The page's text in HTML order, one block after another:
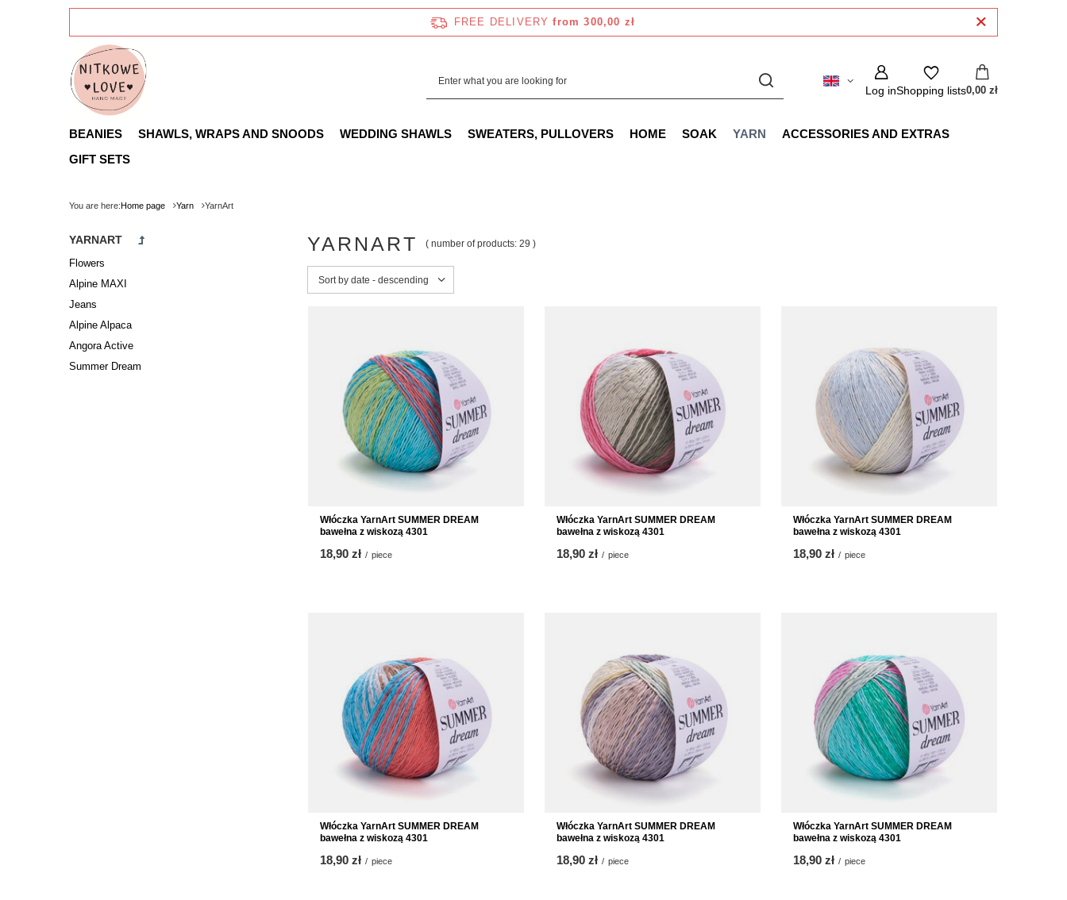
FREE DELIVERY from 300,00 zł
Log inShopping lists0,00 zł
BEANIES SHAWLS, WRAPS AND SNOODS WEDDING SHAWLS SWEATERS, PULLOVERS HOME SOAK YARN
ACCESSORIES AND EXTRAS
GIFT SETS
You are here:Home page Yarn YarnArt
YARNART
Flowers
Alpine MAXI
Jeans
Alpine Alpaca
Angora Active
Summer Dream
YARNART ( number of products: 29 )
Change sorting
Sort by date - descending
Włóczka YarnArt SUMMER DREAM
bawełna z wiskozą 4301
18,90 zł / piece
Włóczka YarnArt SUMMER DREAM
bawełna z wiskozą 4301
18,90 zł / piece
Włóczka YarnArt SUMMER DREAM
bawełna z wiskozą 4301
18,90 zł / piece
Włóczka YarnArt SUMMER DREAM
bawełna z wiskozą 4301
18,90 zł / piece
Włóczka YarnArt SUMMER DREAM
bawełna z wiskozą 4301
18,90 zł / piece
Włóczka YarnArt SUMMER DREAM
bawełna z wiskozą 4301
18,90 zł / piece